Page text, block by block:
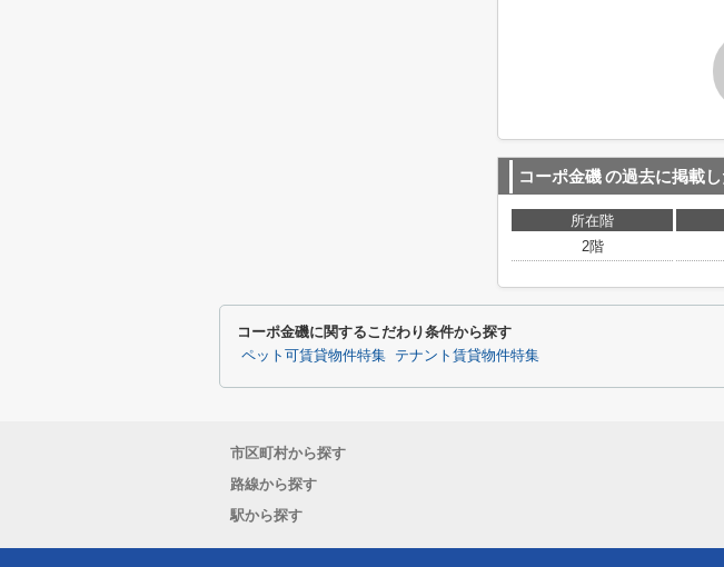
コーポ金磯の過去に掲載
所在階
2階
コーポ金磯に関するこだわり条件から探す
ペット可賃貸物件特集 テナント賃貸物件特集
市区町村から探す
路線から探す
駅から探す